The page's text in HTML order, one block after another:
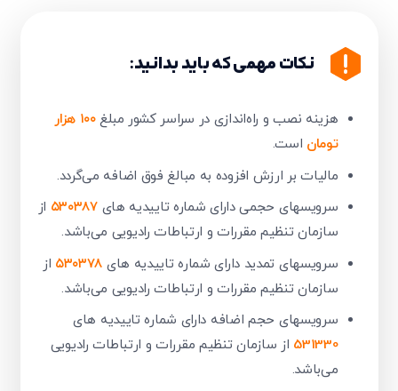
نکات مهمی که باید بدانید:
هزینه نصب و راه‌اندازی در سراسر کشور مبلغ
۱۰۰ هزار
تومان است.
مالیات بر ارزش افزوده به مبالغ فوق اضافه می‌گردد.​
سرویسهای حجمی دارای شماره تاییدیه های۵۳۰۳87 از
سازمان تنظیم مقررات و ارتباطات رادیویی می‌باشد.
سرویسهای تمدید دارای شماره تاییدیه های ۵۳۰۳78 از
سازمان تنظیم مقررات و ارتباطات رادیویی می‌باشد.
سرویسهای حجم اضافه دارای شماره تاییدیه های
531330 از سازمان تنظیم مقررات و ارتباطات رادیویی
می‌باشد.
تایید کد
دریافت مجدد کد: 00:59
تایید کد
متوجه شدم